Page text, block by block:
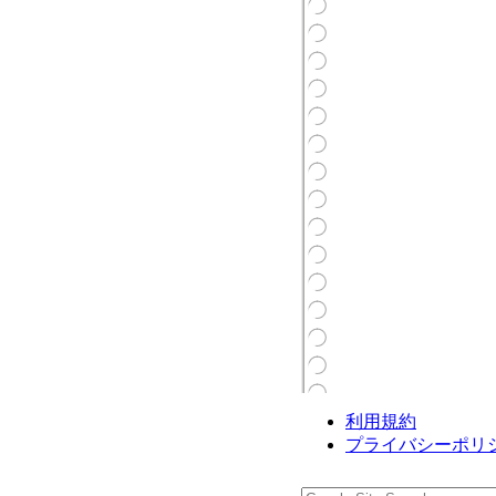
利用規約
プライバシーポリ